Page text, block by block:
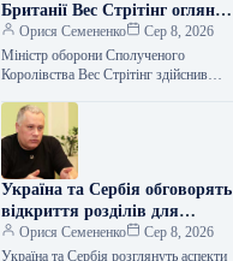
Британії Вес Стрітінг оглянув
наслідки російських атак у
столиці України.
Орися Семененко
Сер 8, 2026
Міністр оборони Сполученого
Королівства Вес Стрітінг здійснив
російських атак у Києві. За
інформацією Укрінформу, про це…
Україна та Сербія обговорять
відкриття розділів для
приєднання до ЄС – Жовква
Орися Семененко
Сер 8, 2026
Україна та Сербія розглянуть аспекти